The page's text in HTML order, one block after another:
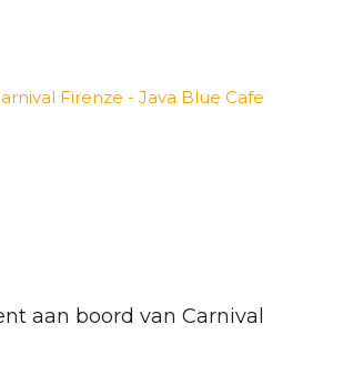
aan boord van Carnival